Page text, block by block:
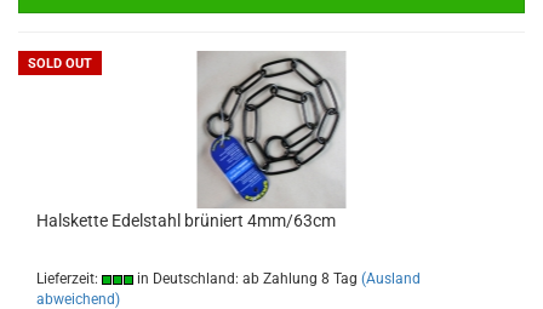
SOLD OUT
Halskette Edelstahl brüniert 4mm/63cm
Lieferzeit: in Deutschland: ab Zahlung 8 Tag (Ausland
abweichend)